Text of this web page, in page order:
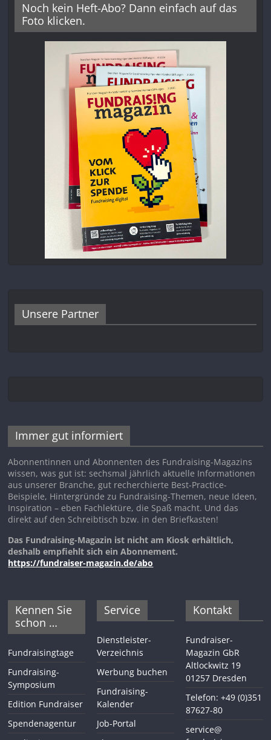
Noch kein Heft-Abo? Dann einfach auf das
Foto klicken.
Unsere Partner
Immer gut informiert
Abonnentinnen und Abonnenten des Fundraising-Magazins
wissen, was gut ist: sechsmal jährlich aktuelle Informationen
aus unserer Branche, gut recherchierte Best-Practice-
Beispiele, Hintergründe zu Fundraising-Themen, neue Ideen,
Inspiration – eben Fachlektüre, die Spaß macht. Und das
direkt auf den Schreibtisch bzw. in den Briefkasten!
Das Fundraising-Magazin ist nicht am Kiosk erhältlich,
deshalb empfiehlt sich ein Abonnement.
https://fundraiser-magazin.de/abo
Kennen Sie
schon …
Fundraisingtage
Fundraising-
Symposium
Edition Fundraiser
Spendenagentur
Service
Dienstleister-
Verzeichnis
Werbung buchen
Fundraising-
Kalender
Job-Portal
Kontakt
Fundraiser-
Magazin GbR
Altlockwitz 19
01257 Dresden
Telefon: +49 (0)351
87627-80
service@